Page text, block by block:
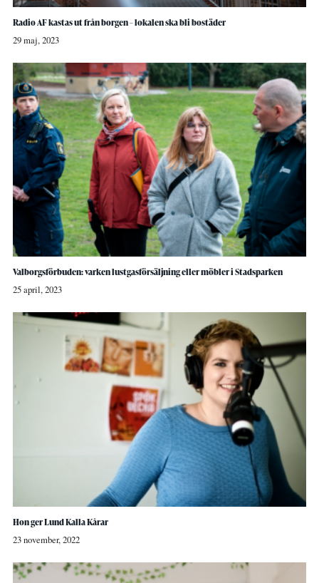
Radio AF kastas ut från borgen – lokalen ska bli bostäder
29 maj, 2023
Valborgsförbuden: varken lustgasförsäljning eller möbler i Stadsparken
25 april, 2023
Hon ger Lund Kalla Kårar
23 november, 2022